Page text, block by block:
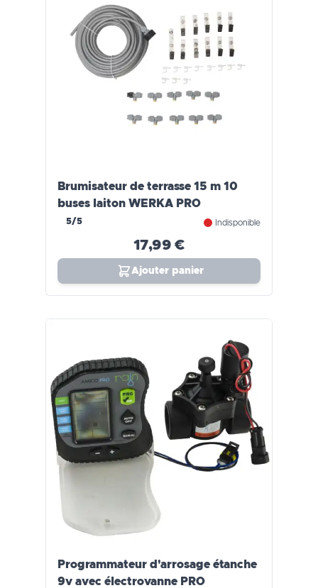
Brumisateur de terrasse 15 m 10
buses laiton WERKA PRO
5/5 Indisponible
17,99 €
Ajouter panier
Programmateur d'arrosage étanche
9v avec électrovanne PRO